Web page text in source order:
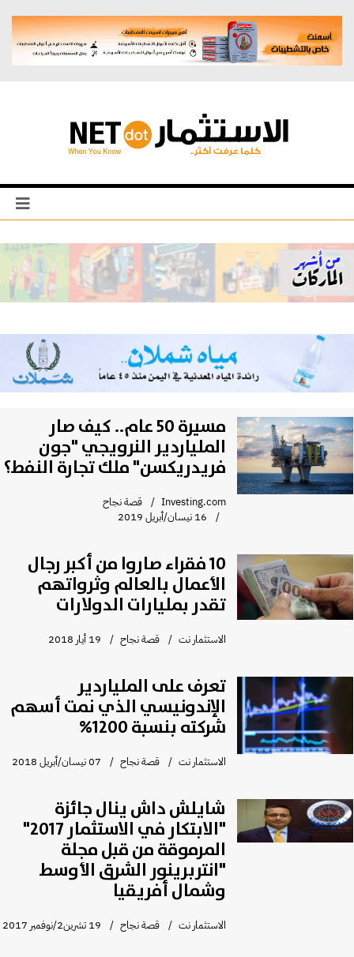
مسيرة 50 عام.. كيف صار
الملياردير النرويجي "جون
فريدريكسن" ملك تجارة النفط؟
Investing.com
قصة نجاح
16 نيسان/أبريل 2019
10 فقراء صاروا من أكبر رجال
الأعمال بالعالم وثرواتهم
تقدر بمليارات الدولارات
الاستثمار نت قصة نجاح 19 أيار 2018
تعرف على الملياردير
الإندونيسي الذي نمت أسهم
شركته بنسبة 1200%
الاستثمار نت قصة نجاح 07 نيسان/أبريل 2018
شايلش داش ينال جائزة
"الابتكار في الاستثمار 2017"
المرموقة من قبل مجلة
"انتربرينور الشرق الأوسط
وشمال أفريقيا
الاستثمار نت قصة نجاح 19 تشرين2/نوفمبر 2017